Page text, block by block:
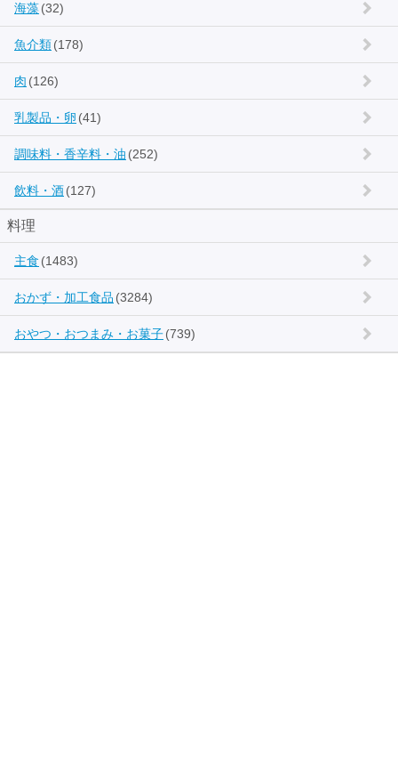
海藻(32)
魚介類(178)
肉 (126)
乳製品・卵 (41)
調味料・香辛料・油 (252)
飲料・酒(127)
料理
主食 (1483)
おかず・加工食品 (3284)
おやつ・おつまみ・お菓子(739)